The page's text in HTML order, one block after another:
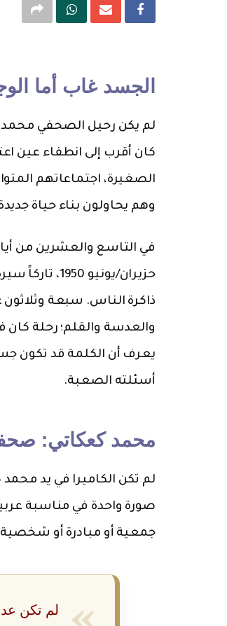
الجسد غاب أما
لم يكن رحيل الصحفي محمد
كان أقرب إلى انطفاء عين
الصغيرة، اجتماعاتهم
وهم يحاولون بناء حياة
حزيران/
ذاكرة الناس. سبعة
والعدسة والقلم؛ رحلة
يعرف أن الكلمة قد تكون
أسئلته الصعبة.
محمد كعكاتي:
لم تكن الكاميرا في يد
صورة واحدة في مناسبة
جمعية أو مبادرة أو
لم تكن